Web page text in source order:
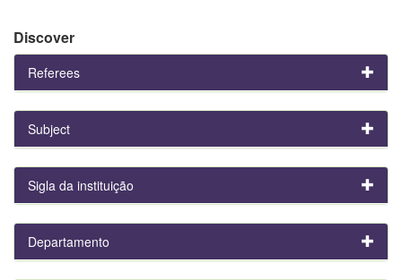
Discover
Referees
Subject
Sigla da instituição
Departamento